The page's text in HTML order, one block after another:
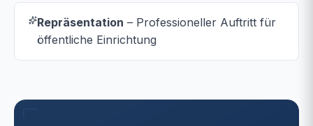
Repräsentation – Professioneller Auftritt für
öffentliche Einrichtung